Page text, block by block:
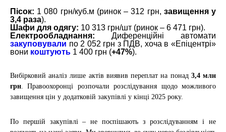
Пісок: 1 080 грн/куб.м (ринок – 312 грн, завищення у
3,4 раза).
Шафи для одягу: 10 313 грн/шт (ринок – 6 471 грн).
Електрообладнання: Диференційні автомати
закуповували по 2 052 грн з ПДВ, хоча в «Епіцентрі»
вони коштують 1 400 грн (+47%).
Вибірковий аналіз лише актів виявив переплат на понад 3,4 млн
грн. Правоохоронці розпочали розслідування щодо можливого
завищення цін у додатковій закупівлі у кінці 2025 року.
По першій закупівлі – не поспішають з розслідуванням і не